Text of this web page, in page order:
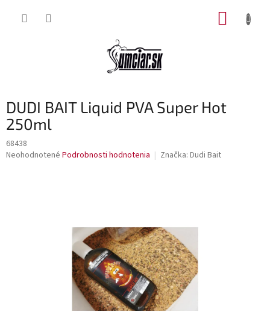
DUDI BAIT Liquid PVA Super Hot
250ml
68438
Priemerné
Neohodnotené Podrobnosti hodnotenia Značka: Dudi Bait